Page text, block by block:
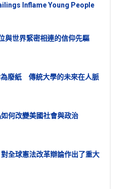
Inflame Young People
與世界緊密相連的信仰先驅
為廢紙 傳統大學的未來在人脈
何改變美國社會與政治
對全球憲法改革辯論作出了重大